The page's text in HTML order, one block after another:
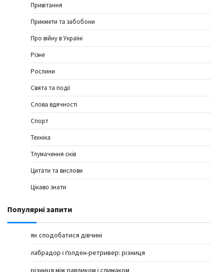
Привітання
Прикмети та забобони
Про війну в Україні
Різне
Рослини
Свята та події
Слова вдячності
Спорт
Техніка
Тлумачення снів
Цитати та вислови
Цікаво знати
Популярні запити
як сподобатися дівчині
лабрадор і ґолден-ретривер: різниця
різниця між равликом і слимаком